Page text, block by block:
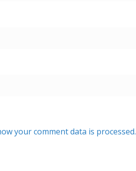
your comment data is processed.